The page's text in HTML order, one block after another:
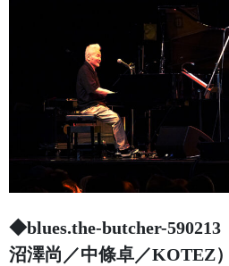
◆blues.the-butcher-590213
沼澤尚／中條卓／KOTEZ